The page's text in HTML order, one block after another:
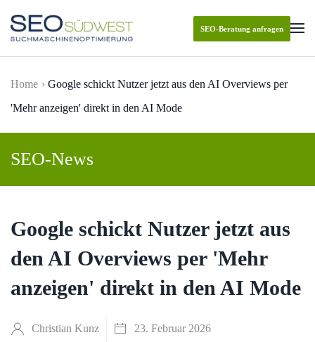
Skip to main content
SEO-Beratung anfragen
Home
Google schickt Nutzer jetzt aus den AI Overviews per
'Mehr anzeigen' direkt in den AI Mode
SEO-News
Google schickt Nutzer jetzt aus
den AI Overviews per 'Mehr
anzeigen' direkt in den AI Mode
Christian Kunz 23. Februar 2026